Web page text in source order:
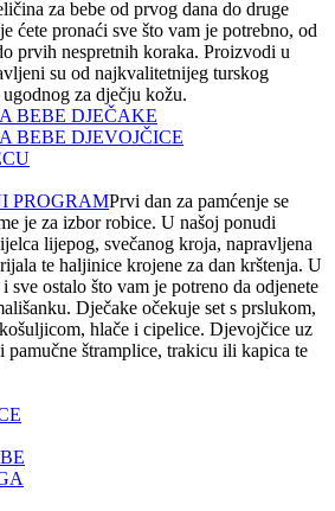
za bebe od prvog dana do druge
ćete pronaći sve što vam je potrebno, od
prvih nespretnih koraka. Proizvodi u
su od najkvalitetnijeg turskog
za dječju kožu.
BEBE DJEČAKE
BEBE DJEVOJČICE
PROGRAMPrvi dan za pamćenje se
je za izbor robice. U našoj ponudi
lijepog, svečanog kroja, napravljena
te haljinice krojene za dan krštenja. U
sve ostalo što vam je potreno da odjenete
Dječake očekuje set s prslukom,
hlače i cipelice. Djevojčice uz
štramplice, trakicu ili kapica te